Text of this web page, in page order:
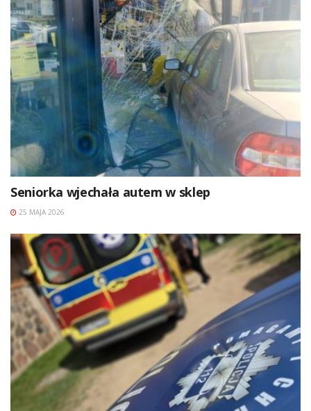
Seniorka wjechała autem w sklep
25 MAJA 2026